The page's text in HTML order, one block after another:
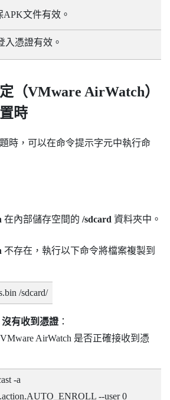
APK文件有效。
入憑證有效。
（VMware AirWatch）
時
時，可以在命令提示字元中執行命
在內部儲存空間的 /sdcard 資料夾中。
不存在，執行以下命令將檔案複製到
/sdcard/
沒有收到憑證：
VMware AirWatch 是否正確接收到憑
-a
--user 0